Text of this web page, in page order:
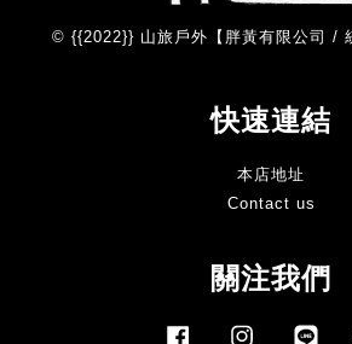
© {{2022}} 山旅戶外【胖黃有限公司 /
快速連結
本店地址
Contact us
關注我們
Facebook Instagram